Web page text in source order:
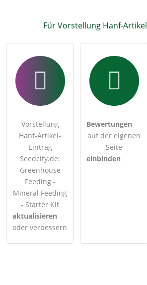
Für Vorstellung Hanf-Artikel
Vorstellung
Hanf-Artikel-
Eintrag
Seedcity.de:
Greenhouse
Feeding -
Mineral Feeding
- Starter Kit
aktualisieren
oder verbessern
Bewertungen
auf der eigenen
Seite
einbinden